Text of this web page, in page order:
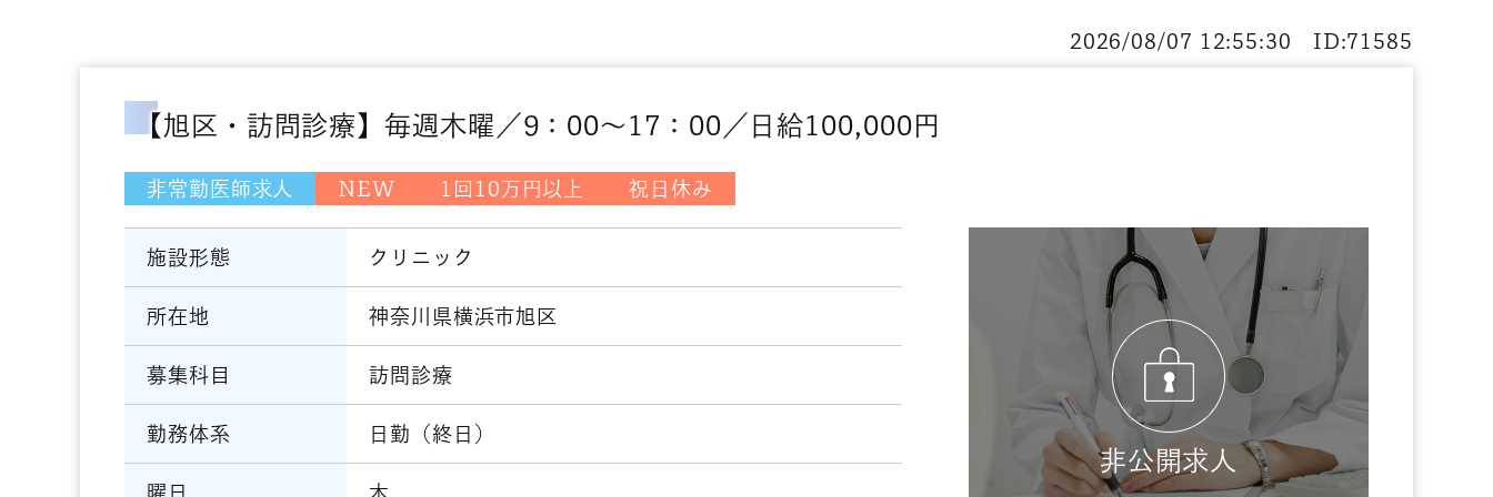
【旭区・訪問診療】毎週木曜／9：00～17：00／日給100,000円
2026/08/07 12:55:30 ID:71585
非常勤医師求人 NEW 1回10万円以上 祝日休み
施設形態 クリニック
所在地 神奈川県横浜市旭区
募集科目 訪問診療
勤務体系 日勤（終日）
曜日 木
非公開求人